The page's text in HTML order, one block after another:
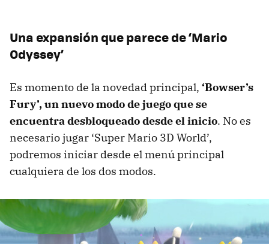
Una expansión que parece de ‘Mario
Odyssey’
Es momento de la novedad principal, ‘Bowser’s
Fury’, un nuevo modo de juego que se
encuentra desbloqueado desde el inicio. No es
necesario jugar ‘Super Mario 3D World’,
podremos iniciar desde el menú principal
cualquiera de los dos modos.